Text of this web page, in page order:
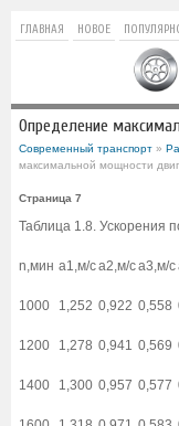
ГЛАВНАЯ НОВОЕ
Определение
Современный транспорт »
максимальной мощности
Страница 7
Таблица 1.8. Ускорения
n,мин a1,м/сa2,м/сa3,м/с
1000 1,252 0,922 0,558
1200 1,278 0,941 0,569
1400 1,300 0,957 0,577